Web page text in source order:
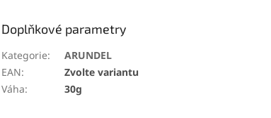
Doplňkové parametry
Kategorie:
ARUNDEL
EAN:
Zvolte variantu
Váha: 30g